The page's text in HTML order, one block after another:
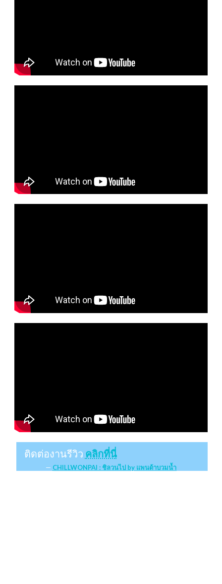
ติดต่องานรีวิว คลิกที่นี่
CHILLWONPAI : ชิลวนไป by แพนด้าบวมน้ำ